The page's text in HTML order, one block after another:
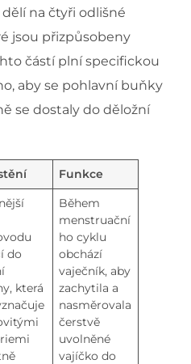
na čtyři odlišné
jsou přizpůsobeny
částí plní specifickou
aby se pohlavní buňky
se dostaly do děložní
Funkce
do
která
Během
menstruační
ho cyklu
obchází
vaječník, aby
zachytila a
nasměrovala
čerstvě
uvolněné
vajíčko do